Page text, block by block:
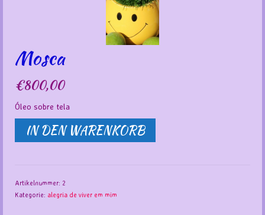
Mosca
€800,00
Óleo sobre tela
Mosca
MengeIN DEN WARENKORB
Artikelnummer: 2
Kategorie: alegria de viver em mim